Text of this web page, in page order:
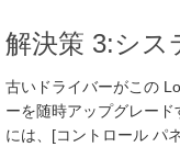
解決策 3:シス
古いドライバーがこの
ーを随時アップグレー
には、[コントロール パ